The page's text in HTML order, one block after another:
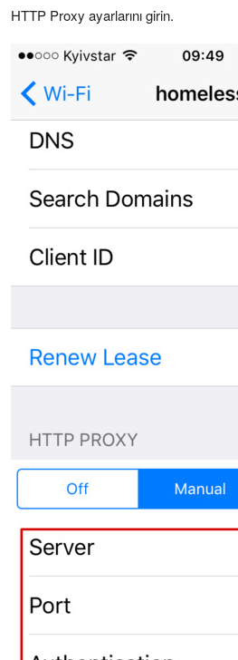
HTTP Proxy ayarlarını girin.